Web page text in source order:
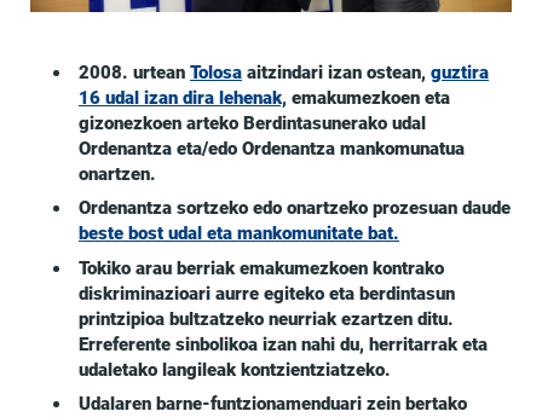
2008. urtean Tolosa aitzindari izan ostean, guztira
16 udal izan dira lehenak, emakumezkoen eta
gizonezkoen arteko Berdintasunerako udal
Ordenantza eta/edo Ordenantza mankomunatua
onartzen.
Ordenantza sortzeko edo onartzeko prozesuan daude
beste bost udal eta mankomunitate bat.
Tokiko arau berriak emakumezkoen kontrako
diskriminazioari aurre egiteko eta berdintasun
printzipioa bultzatzeko neurriak ezartzen ditu.
Erreferente sinbolikoa izan nahi du, herritarrak eta
udaletako langileak kontzientziatzeko.
Udalaren barne-funtzionamenduari zein bertako